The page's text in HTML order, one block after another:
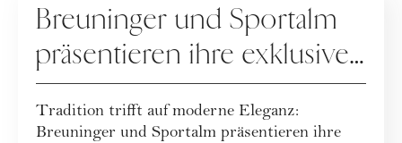
Breuninger und Sportalm
präsentieren ihre exklusive
Dirndl-Capsule!
Tradition trifft auf moderne Eleganz:
Breuninger und Sportalm präsentieren ihre